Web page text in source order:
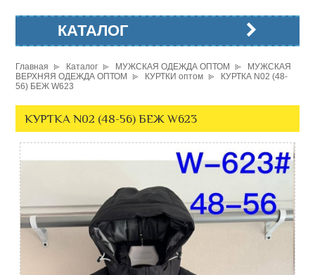
КАТАЛОГ
Главная Каталог МУЖСКАЯ ОДЕЖДА ОПТОМ
МУЖСКАЯ
ВЕРХНЯЯ ОДЕЖДА ОПТОМ
КУРТКИ оптом
КУРТКА N02 (48-
56) БЕЖ W623
КУРТКА N02 (48-56) БЕЖ W623